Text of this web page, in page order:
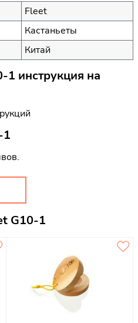
Fleet
Кастаньеты
Китай
1 инструкция на
1
G10-1